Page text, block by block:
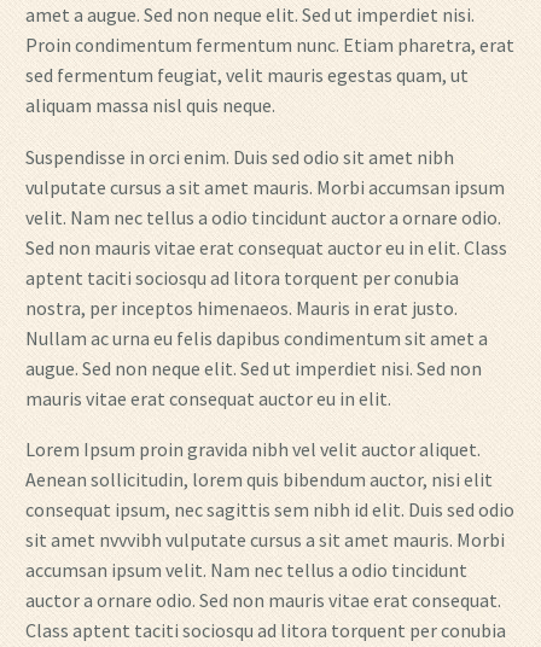
amet a augue. Sed non neque elit. Sed ut imperdiet nisi.
Proin condimentum fermentum nunc. Etiam pharetra, erat
sed fermentum feugiat, velit mauris egestas quam, ut
aliquam massa nisl quis neque.
Suspendisse in orci enim. Duis sed odio sit amet nibh
vulputate cursus a sit amet mauris. Morbi accumsan ipsum
velit. Nam nec tellus a odio tincidunt auctor a ornare odio.
Sed non mauris vitae erat consequat auctor eu in elit. Class
aptent taciti sociosqu ad litora torquent per conubia
nostra, per inceptos himenaeos. Mauris in erat justo.
Nullam ac urna eu felis dapibus condimentum sit amet a
augue. Sed non neque elit. Sed ut imperdiet nisi. Sed non
mauris vitae erat consequat auctor eu in elit.
Lorem Ipsum proin gravida nibh vel velit auctor aliquet.
Aenean sollicitudin, lorem quis bibendum auctor, nisi elit
consequat ipsum, nec sagittis sem nibh id elit. Duis sed odio
sit amet nvvvibh vulputate cursus a sit amet mauris. Morbi
accumsan ipsum velit. Nam nec tellus a odio tincidunt
auctor a ornare odio. Sed non mauris vitae erat consequat.
Class aptent taciti sociosqu ad litora torquent per conubia